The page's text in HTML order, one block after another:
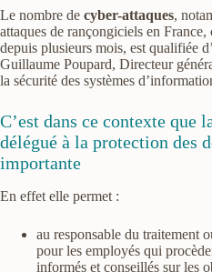
Le nombre de cyber-attaques,
attaques de rançongiciels en
depuis plusieurs mois, est qualifiée
Guillaume Poupard, Directeur
la sécurité des systèmes
C’est dans ce contexte que
délégué à la protection des
importante
En effet elle permet :
au responsable du traitement
pour les employés qui
informés et conseillés sur les